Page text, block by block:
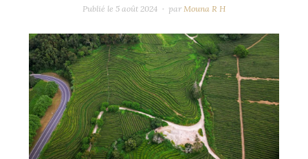
Publié le 5 août 2024 par Mouna R H